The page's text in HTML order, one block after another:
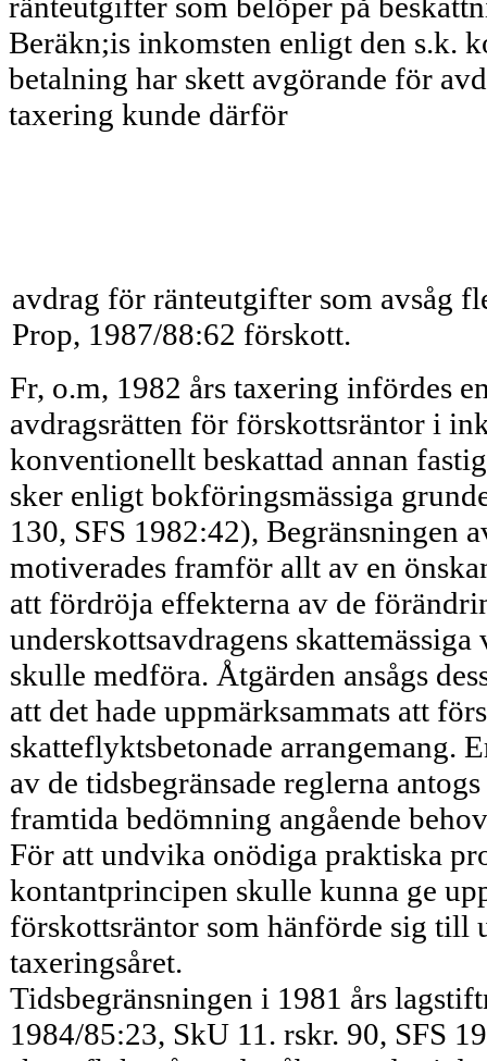
ränteutgifter som belöper på
Beräkn;is inkomsten enligt den s.k.
betalning har skett avgörande för
taxering kunde därför
avdrag för ränteutgifter som
Prop, 1987/88:62 förskott.
Fr, o.m, 1982 års taxering infördes
avdragsrätten för förskottsräntor i
konventionellt beskattad annan
sker enligt bokfö­ringsmässiga
130, SFS 1982:42), Begränsningen
motiverades framför allt av en
att fördröja effekterna av de
underskottsavdragens
skulle medföra. Åtgärden ansågs
att det hade uppmärksammats att
skatteflyktsbetonade arrangemang.
av de tidsbegränsade reglerna
framtida bedömning angående
För att undvika onödiga praktiska
kontantprincipen skulle kunna ge
förskotts­räntor som hänförde sig till
taxeringsåret.
Tidsbegränsningen i 1981 års
1984/85:23, SkU 11. rskr. 90, SFS